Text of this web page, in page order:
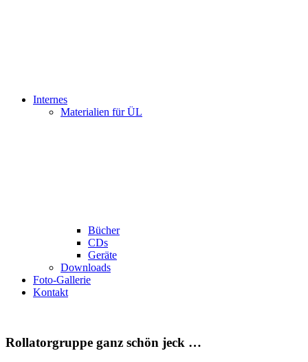
Internes
Materialien für ÜL
Bücher
CDs
Geräte
Downloads
Foto-Gallerie
Kontakt
Rollatorgruppe ganz schön jeck …